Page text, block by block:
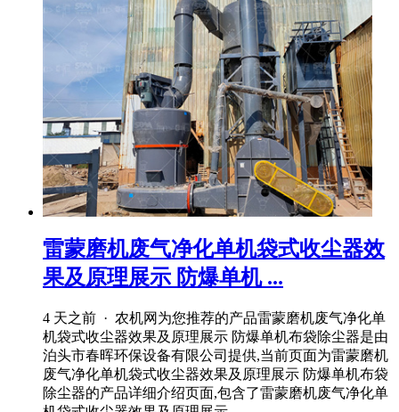
雷蒙磨机废气净化单机袋式收尘器效
果及原理展示 防爆单机 ...
4 天之前 · 农机网为您推荐的产品雷蒙磨机废气净化单
机袋式收尘器效果及原理展示 防爆单机布袋除尘器是由
泊头市春晖环保设备有限公司提供,当前页面为雷蒙磨机
废气净化单机袋式收尘器效果及原理展示 防爆单机布袋
除尘器的产品详细介绍页面,包含了雷蒙磨机废气净化单